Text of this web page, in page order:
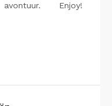
Enjoy!